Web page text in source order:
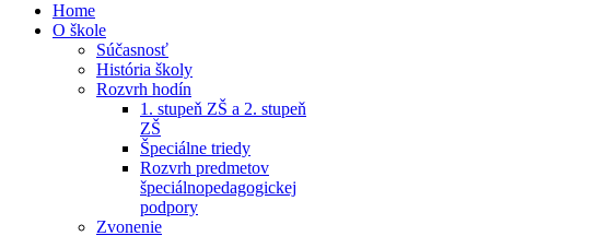
Home
O škole
Súčasnosť
História školy
Rozvrh hodín
1. stupeň ZŠ a 2. stupeň
ZŠ
Špeciálne triedy
Rozvrh predmetov
špeciálnopedagogickej
podpory
Zvonenie